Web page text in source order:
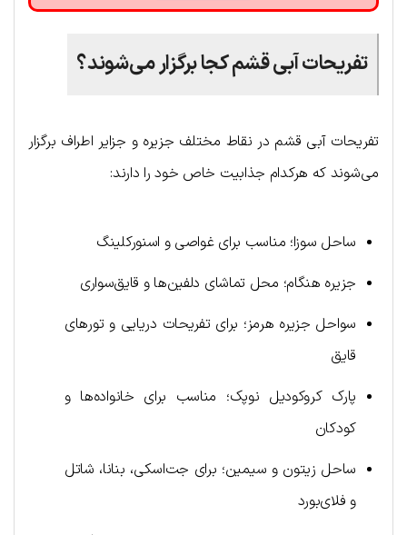
تفریحات آبی قشم کجا برگزار می‌شوند؟
تفریحات آبی قشم در نقاط مختلف جزیره و جزایر اطراف برگزار
می‌شوند که هرکدام جذابیت خاص خود را دارند:
ساحل سوزا؛ مناسب برای غواصی و اسنورکلینگ
جزیره هنگام؛ محل تماشای دلفین‌ها و قایق‌سواری
سواحل جزیره هرمز؛ برای تفریحات دریایی و تورهای
قایق
پارک کروکودیل نوپک؛ مناسب برای خانواده‌ها و
کودکان
ساحل زیتون و سیمین؛ برای جت‌اسکی، بنانا، شاتل
و فلای‌بورد